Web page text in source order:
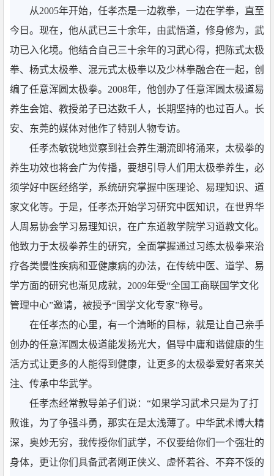
从2005年开始，任孝杰是一边教拳，一边在学拳，直至
今日。现在，他从武已三十余年，由武悟道，修身修为，武
功已入化境。他结合自己三十余年的习武心得，把陈式太极
拳、杨式太极拳、混元式太极拳以及少林拳融合在一起，创
编了任意浑圆太极拳。2008年，他创办了任意浑圆太极道易
养生会馆、教授弟子已达数千人，长期坚持的也过百人。长
安、东莞的媒体对他作了特别人物专访。
任孝杰敏锐地觉察到社会养生潮流即将涌来，太极拳的
养生功效也将会广为传播，要想引导人们用太极拳养生，必
须学好中医经络学，系统研究掌握中医理论、易理知识、道
家文化等。于是，任孝杰开始学习研究中医知识，在世界华
人周易协会学习易理知识，在广东道教学院学习道教文化。
他致力于太极拳养生的研究，全面掌握通过习练太极拳来治
疗各类慢性疾病和亚健康病的办法，在传统中医、道学、易
学方面的研究也渐见成就，2009年受“全国工商联国学文化
管理中心”邀请，被授予“国学文化专家”称号。
在任孝杰的心里，有一个清晰的目标，就是让自己亲手
创办的任意浑圆太极道能发扬光大，倡导中庸和谐健康的生
活方式让更多的人能得到健康，让更多的太极拳爱好者来关
注、传承中华武学。
任孝杰经常教导弟子们说：“如果学习武术只是为了打
败谁，为了争强斗勇，那实在是太浅薄了。中华武术博大精
深，奥妙无穷，我传授你们武学，不仅要给你们一个强壮的
身体，更让你们具备武者刚正侠义、虚怀若谷、不弃不馁的